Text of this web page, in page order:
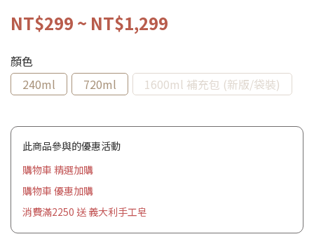
NT$299 ~ NT$1,299
顏色
240ml
720ml 1600ml 補充包 (新版/袋裝)
此商品參與的優惠活動
購物車 精選加購
購物車 優惠加購
消費滿2250 送 義大利手工皂